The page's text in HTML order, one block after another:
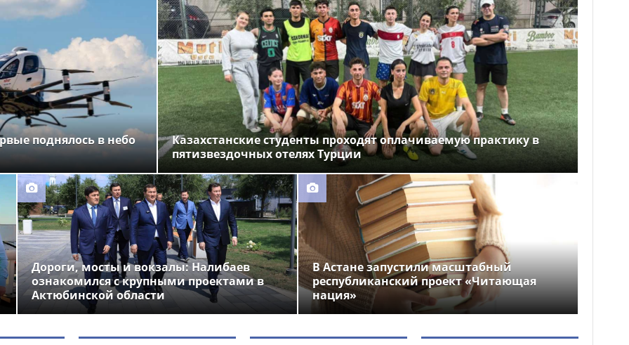
поднялось в небо
Казахстанские студенты проходят оплачиваемую практику в
пятизвездочных отелях Турции
Дороги, мосты и вокзалы: Налибаев
ознакомился с крупными проектами в
Актюбинской области
В Астане запустили масштабный
республиканский проект «Читающая
нация»